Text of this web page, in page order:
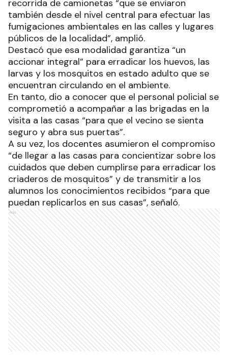
recorrida de camionetas “que se enviaron
también desde el nivel central para efectuar las
fumigaciones ambientales en las calles y lugares
públicos de la localidad”, amplió.
Destacó que esa modalidad garantiza “un
accionar integral” para erradicar los huevos, las
larvas y los mosquitos en estado adulto que se
encuentran circulando en el ambiente.
En tanto, dio a conocer que el personal policial se
comprometió a acompañar a las brigadas en la
visita a las casas “para que el vecino se sienta
seguro y abra sus puertas”.
A su vez, los docentes asumieron el compromiso
“de llegar a las casas para concientizar sobre los
cuidados que deben cumplirse para erradicar los
criaderos de mosquitos” y de transmitir a los
alumnos los conocimientos recibidos “para que
puedan replicarlos en sus casas”, señaló.
Ads